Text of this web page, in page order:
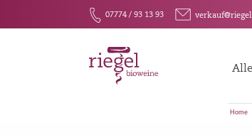
F 07774 / 93 13 93 E
Home